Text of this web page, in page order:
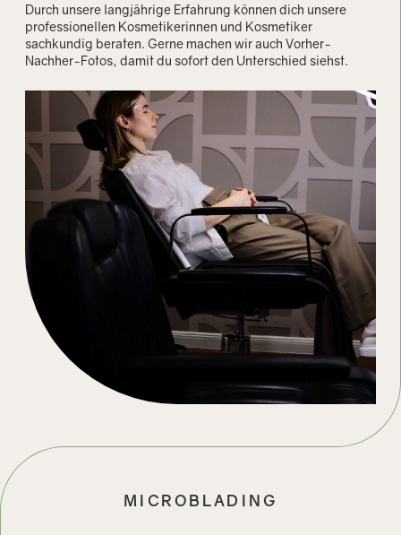
Durch unsere langjährige Erfahrung können dich unsere
professionellen Kosmetikerinnen und Kosmetiker
sachkundig beraten. Gerne machen wir auch Vorher-
Nachher-Fotos, damit du sofort den Unterschied siehst.
MICROBLADING